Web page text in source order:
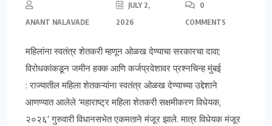
ANANT NALAVADE
JULY 2,
2026
0
COMMENTS
महिलांना स्वतंत्र शेतकरी म्हणून ओळख देण्याचा सरकारचा दावा;
विरोधकांकडून जमीन हक्क आणि कर्जप्रवेशावर प्रश्नचिन्ह मुंबई
: राज्यातील महिला शेतकऱ्यांना स्वतंत्र ओळख देण्याच्या उद्देशाने
आणण्यात आलेले ‘महाराष्ट्र महिला शेतकरी सक्षमीकरण विधेयक,
२०२६’ गुरुवारी विधानसभेत एकमताने मंजूर झाले. मात्र विधेयक मंजूर